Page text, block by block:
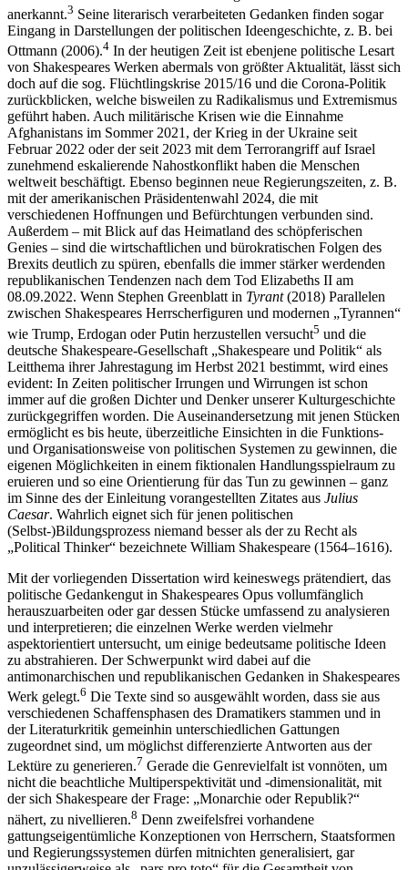
anerkannt.3 Seine literarisch verarbeiteten Gedanken finden sogar
Eingang in Darstellungen der politischen Ideengeschichte, z. B. bei
Ottmann (2006).4 In der heutigen Zeit ist ebenjene politische Lesart
von Shakespeares Werken abermals von größter Aktualität, lässt sich
doch auf die sog. Flüchtlingskrise 2015/16 und die Corona-Politik
zurückblicken, welche bisweilen zu Radikalismus und Extremismus
geführt haben. Auch militärische Krisen wie die Einnahme
Afghanistans im Sommer 2021, der Krieg in der Ukraine seit
Februar 2022 oder der seit 2023 mit dem Terrorangriff auf Israel
zunehmend eskalierende Nahostkonflikt haben die Menschen
weltweit beschäftigt. Ebenso beginnen neue Regierungszeiten, z. B.
mit der amerikanischen Präsidentenwahl 2024, die mit
verschiedenen Hoffnungen und Befürchtungen verbunden sind.
Außerdem – mit Blick auf das Heimatland des schöpferischen
Genies – sind die wirtschaftlichen und bürokratischen Folgen des
Brexits deutlich zu spüren, ebenfalls die immer stärker werdenden
republikanischen Tendenzen nach dem Tod Elizabeths II am
08.09.2022. Wenn Stephen Greenblatt in Tyrant(2018) Parallelen
zwischen Shakespeares Herrscherfiguren und modernen „Tyrannen“
wie Trump, Erdogan oder Putin herzustellen versucht5 und die
deutsche Shakespeare-Gesellschaft „Shakespeare und Politik“ als
Leitthema ihrer Jahrestagung im Herbst 2021 bestimmt, wird eines
evident: In Zeiten politischer Irrungen und Wirrungen ist schon
immer auf die großen Dichter und Denker unserer Kulturgeschichte
zurückgegriffen worden. Die Auseinandersetzung mit jenen Stücken
ermöglicht es bis heute, überzeitliche Einsichten in die Funktions-
und Organisationsweise von politischen Systemen zu gewinnen, die
eigenen Möglichkeiten in einem fiktionalen Handlungsspielraum zu
eruieren und so eine Orientierung für das Tun zu gewinnen – ganz
im Sinne des der Einleitung vorangestellten Zitates aus Julius
Caesar. Wahrlich eignet sich für jenen politischen
(Selbst-)Bildungs­prozess niemand besser als der zu Recht als
„Political Thinker“ bezeichnete William Shakespeare (1564–1616).
Mit der vorliegenden Dissertation wird keineswegs prätendiert, das
politische Gedankengut in Shakespeares Opus vollumfänglich
herauszuarbeiten oder gar dessen Stücke umfassend zu analysieren
und interpretieren; die einzelnen Werke werden vielmehr
aspektorientiert untersucht, um einige bedeutsame politische Ideen
zu abstrahieren. Der Schwerpunkt wird dabei auf die
antimonarchischen und republikanischen Gedanken in Shakespeares
Werk gelegt.6 Die Texte sind so ausgewählt worden, dass sie aus
verschiedenen Schaffensphasen des Dramatikers stammen und in
der Literaturkritik gemeinhin unterschiedlichen Gattungen
zugeordnet sind, um möglichst differenzierte Antworten aus der
Lektüre zu generieren.7 Gerade die Genrevielfalt ist vonnöten, um
nicht die beachtliche Multiperspektivität und -dimensionalität, mit
der sich Shakespeare der Frage: „Monarchie oder Republik?“
nähert, zu nivellieren.8 Denn zweifelsfrei vorhandene
gattungseigentümliche Konzeptionen von Herrschern, Staatsformen
und Regierungssystemen dürfen mitnichten generalisiert, gar